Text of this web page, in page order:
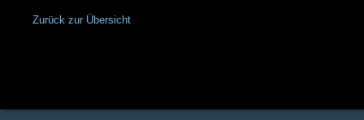
Zurück zur Übersicht